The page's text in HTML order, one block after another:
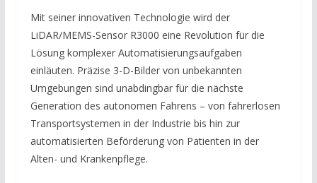
Mit seiner innovativen Technologie wird der
LiDAR/MEMS-Sensor R3000 eine Revolution für die
Lösung komplexer Automatisierungsaufgaben
einläuten. Präzise 3-D-Bilder von unbekannten
Umgebungen sind unabdingbar für die nächste
Generation des autonomen Fahrens – von fahrerlosen
Transportsystemen in der Industrie bis hin zur
automatisierten Beförderung von Patienten in der
Alten- und Krankenpflege.